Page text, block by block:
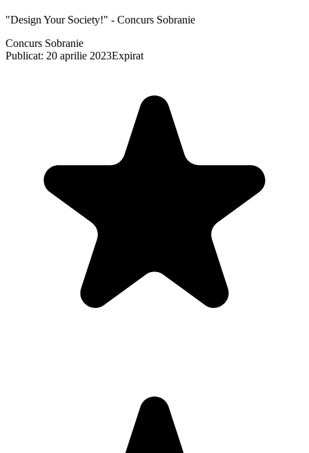
"Design Your Society!" - Concurs Sobranie
Concurs Sobranie
Publicat: 20 aprilie 2023Expirat